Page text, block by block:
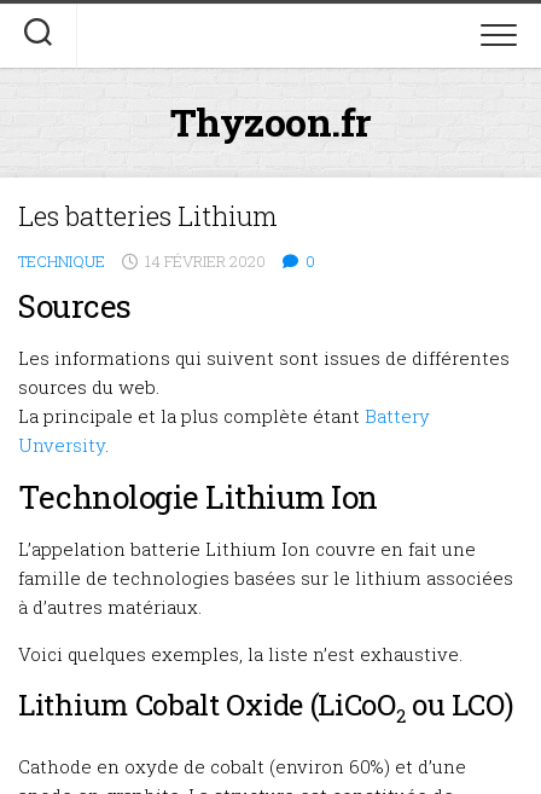
Skip
content
Thyzoon.fr
Les batteries Lithium
TECHNIQUE 14 FÉVRIER 2020 0
Sources
Les informations qui suivent sont issues de différentes
sources du web.
La principale et la plus complète étant Battery
Unversity.
Technologie Lithium Ion
L’appelation batterie Lithium Ion couvre en fait une
famille de technologies basées sur le lithium associées
à d’autres matériaux.
Voici quelques exemples, la liste n’est exhaustive.
Lithium Cobalt Oxide (LiCoO2 ou LCO)
Cathode en oxyde de cobalt (environ 60%) et d’une